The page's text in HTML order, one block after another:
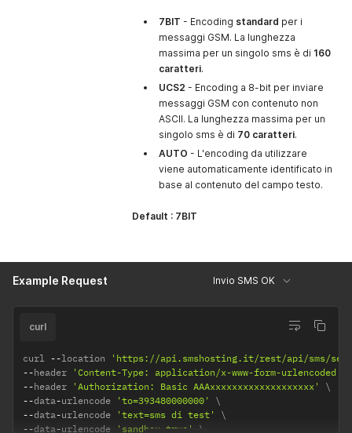
7BIT - Encoding standard per i
messaggi GSM. La lunghezza
massima per un singolo sms è di 160
caratteri.
UCS2 - Encoding a 8-bit per inviare
messaggi GSM con contenuto non
ASCII. La lunghezza massima per un
singolo sms è di 70 caratteri.
AUTO - L'encoding da utilizzare
viene automaticamente identificato in
base al contenuto del campo testo.
Default : 7BIT
Example Request Invio SMS OK
curl
curl --location
'https://api.smshosting.it/rest/api/sms/
--header
'Content-Type: application/x-www-form-urlencoded'
--header 'Authorization: Basic AAAxxxxxxxxxxxxxxxxxxx'
--data-urlencode 'to=393480000000'
--data-urlencode 'text=sms di test'
--data-urlencode 'sandbox=true'